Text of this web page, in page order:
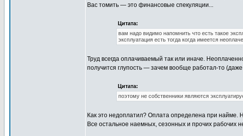
Вас томить — это финансовые спекуляции...
Цитата:
вам надо видимо напомнить что есть такое
эксплуатация есть тогда когда имеется
Труд всегда оплачиваемый так или иначе.
получится глупость — зачем вообще работал-то
Цитата:
поэтому не собственники являются
Как это недоплатил? Оплата определена при найме.
Все остальное наемных, сезонных и прочих рабочих